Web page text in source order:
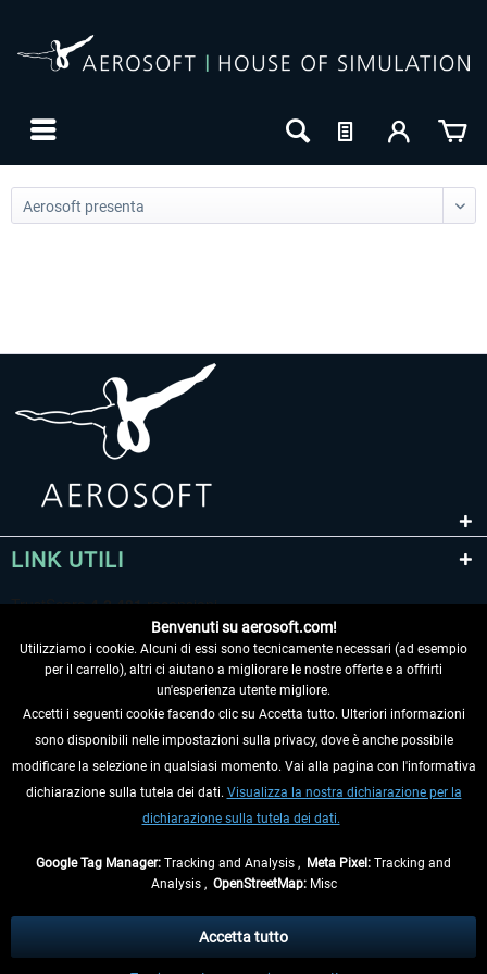
EmergencyDispatcherPro - 24h Free
0,00 € * 36,59 € *
LINK UTILI
RECEDERE DAL CONTRATTO
INFORMAZIONI
eventualmente le spese di spedizione, se non diversamente descritto.
** Riguarda le spedizioni al di fuori della Germania, i tempi di consegna per le
Benvenuti su aerosoft.com!
Utilizziamo i cookie. Alcuni di essi sono tecnicamente necessari (ad esempio
per il carrello), altri ci aiutano a migliorare le nostre offerte e a offrirti
un'esperienza utente migliore.
Accetti i seguenti cookie facendo clic su Accetta tutto. Ulteriori informazioni
sono disponibili nelle impostazioni sulla privacy, dove è anche possibile
modificare la selezione in qualsiasi momento. Vai alla pagina con l'informativa
dichiarazione sulla tutela dei dati. Visualizza la nostra dichiarazione per la
dichiarazione sulla tutela dei dati.
Google Tag Manager: Tracking and Analysis , Meta Pixel: Tracking and
Analysis , OpenStreetMap:Misc
Accetta tutto